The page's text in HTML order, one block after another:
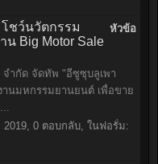
หัวข้อ
ชว์นวัตกรรม
น Big Motor Sale
จำกัด จัดทัพ "อีซูซุบลูเพา
านมหกรรมยานยนต์ เพื่อขาย
2019, 0 ตอบกลับ, ในฟอรั่ม: